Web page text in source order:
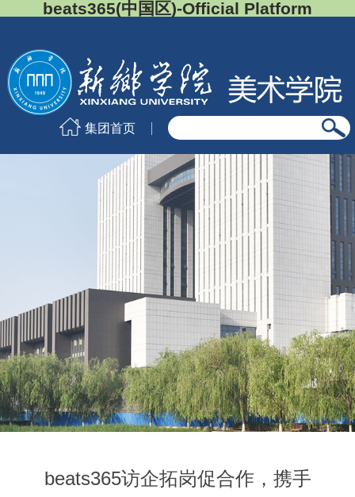
beats365(中国区)-Official Platform
集团首页
beats365访企拓岗促合作，携手